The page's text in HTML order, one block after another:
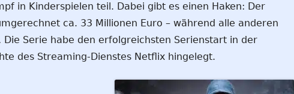
in Kinderspielen teil. Dabei gibt es einen Haken: Der
ca. 33 Millionen Euro – während alle anderen
Die Serie habe den erfolgreichsten Serienstart in der
des Streaming-Dienstes Netflix hingelegt.